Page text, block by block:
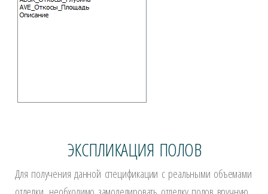
ЭКСПЛИКАЦИЯ ПОЛОВ
Для получения данной спецификации с реальными объемами